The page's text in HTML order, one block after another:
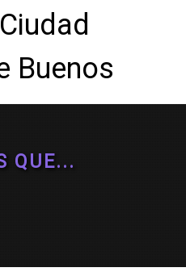
QUE...